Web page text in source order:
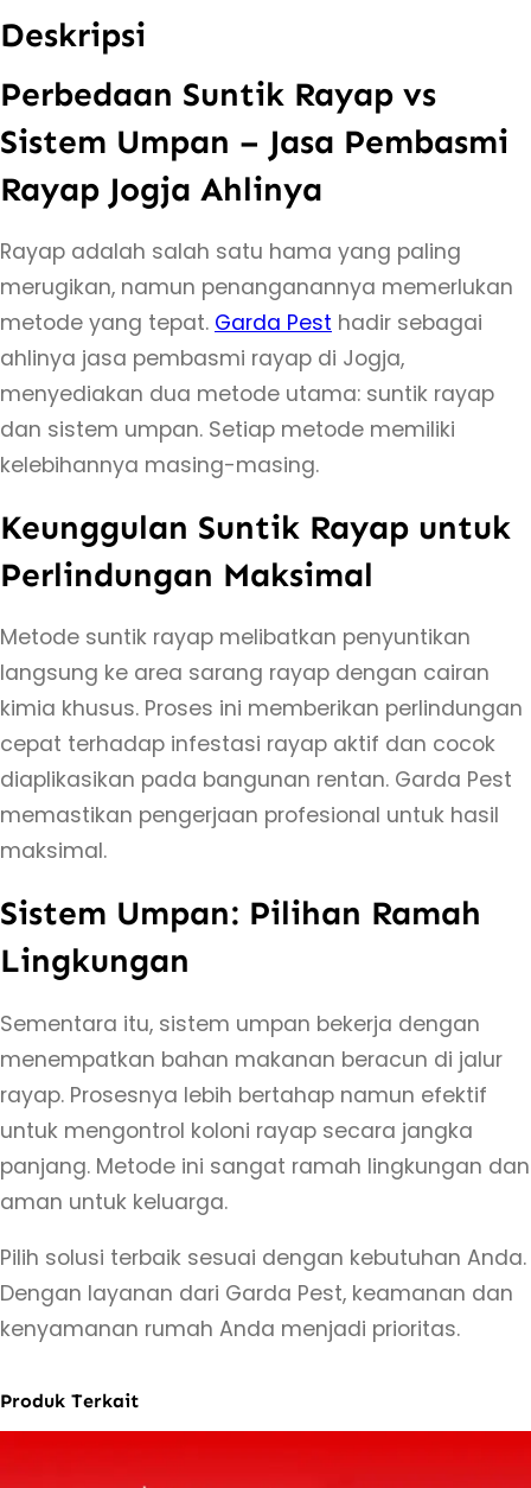
P
e
b
e
a
a
n
S
u
n
t
i
k
R
y
a
p
v
s
S
i
s
e
m
n
J
a
s
P
e
Deskripsi
Perbedaan Suntik Rayap vs
Sistem Umpan – Jasa Pembasmi
Rayap Jogja Ahlinya
Rayap adalah salah satu hama yang paling
merugikan, namun penanganannya memerlukan
metode yang tepat. Garda Pest hadir sebagai
ahlinya jasa pembasmi rayap di Jogja,
menyediakan dua metode utama: suntik rayap
dan sistem umpan. Setiap metode memiliki
kelebihannya masing-masing.
Keunggulan Suntik Rayap untuk
Perlindungan Maksimal
Metode suntik rayap melibatkan penyuntikan
langsung ke area sarang rayap dengan cairan
kimia khusus. Proses ini memberikan perlindungan
cepat terhadap infestasi rayap aktif dan cocok
diaplikasikan pada bangunan rentan. Garda Pest
memastikan pengerjaan profesional untuk hasil
maksimal.
Sistem Umpan: Pilihan Ramah
Lingkungan
Sementara itu, sistem umpan bekerja dengan
menempatkan bahan makanan beracun di jalur
rayap. Prosesnya lebih bertahap namun efektif
untuk mengontrol koloni rayap secara jangka
panjang. Metode ini sangat ramah lingkungan dan
aman untuk keluarga.
Pilih solusi terbaik sesuai dengan kebutuhan Anda.
Dengan layanan dari Garda Pest, keamanan dan
kenyamanan rumah Anda menjadi prioritas.
Produk Terkait